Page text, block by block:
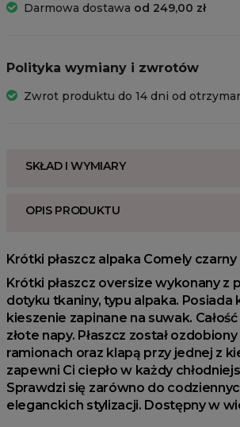
Darmowa dostawa od 249,00 zł
Polityka wymiany i zwrotów
Zwrot produktu do 14 dni od
SKŁAD I WYMIARY
OPIS PRODUKTU
Krótki płaszcz alpaka Comely czarny
Krótki płaszcz oversize wykonany z
dotyku tkaniny, typu alpaka. Posiada
kieszenie zapinane na suwak.
złote napy. Płaszcz został
ramionach oraz klapą przy jednej z
zapewni Ci ciepło w każdy
Sprawdzi się zarówno do
eleganckich stylizacji. Dostępny w